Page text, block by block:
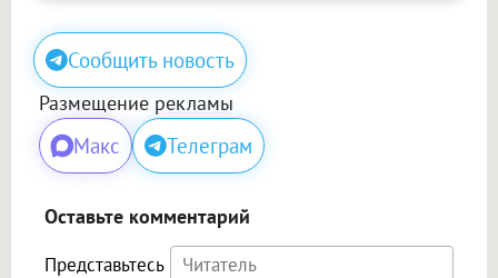
Сообщить новость
Размещение рекламы
Макс Телеграм
Оставьте комментарий
Представьтесь